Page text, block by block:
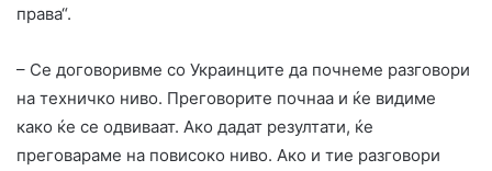
права“.
– Се договоривме со Украинците да почнеме разговори
на техничко ниво. Преговорите почнаа и ќе видиме
како ќе се одвиваат. Ако дадат резултати, ќе
преговараме на повисоко ниво. Ако и тие разговори